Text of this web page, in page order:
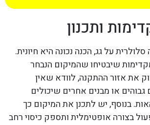
ותכנון
על גג, הכנה נכונה היא חיונית.
שיבטיחו שהמיקום הנבחר
את אזור ההתקנה, לוודא שאין
או מבנים אחרים שיכולים
בנוסף, יש לתכנן את המיקום כך
בצורה אופטימלית ותספק כיסוי רחב